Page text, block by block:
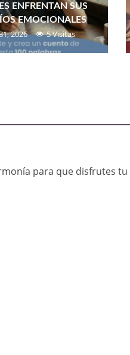
ENFRENTAN SUS
EMOCIONALES
2026 5 Visitas
para que disfrutes